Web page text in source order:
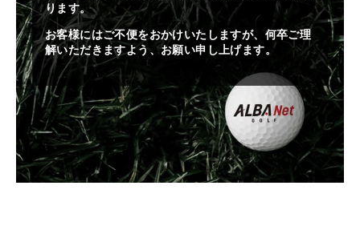
ります。
お客様にはご不便をおかけいたしますが、何卒ご理
解いただきますよう、お願い申し上げます。